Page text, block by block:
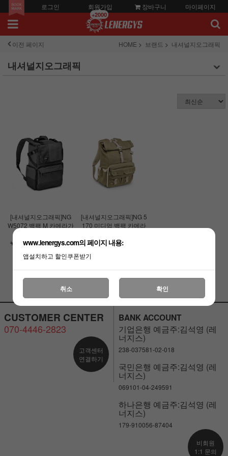
로그인 회원가입
+2000
장바구니 마이페이지
이전 페이지 HOME 브랜드 내셔널지오그래픽
내셔널지오그래픽
[내셔널지오그래픽]NG
W5072 백팩 M 카메라가
￦317,700￦317,700
[내셔널지오그래픽]NG 5
170 미디엄 백팩 카메라
(품절)
CUSTOMER CENTER
070-4446-2823
고객센터
연결하기
BANK ACCOUNT
기업은행 예금주:김석영 (레
너지스)
238-037581-02-018
국민은행 예금주:김석영 (레
너지스)
069101-04-249591
하나은행 예금주:김석영 (레
너지스)
179-910056-87404
비회원
1:1 문의
www.lenergys.com의 페이지 내용:
앱설치하고 할인쿠폰받기
취소 확인